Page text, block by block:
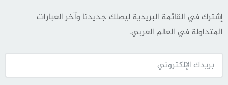
إشترك في القائمة البريدية ليصلك جديدنا وآخر العبارات
المتداولة في العالم العربي.